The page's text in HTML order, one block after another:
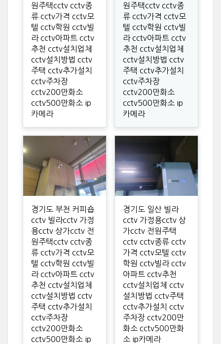
원주택cctv cctv종
류 cctv가격 cctv모
텔 cctv학원 cctv빌
라 cctv아파트 cctv
추천 cctv설치업체
cctv설치방법 cctv
주택 cctv추가설치
cctv주차장
cctv200만화소
cctv500만화소 ip
카메라
원주택cctv cctv종
류 cctv가격 cctv모
텔 cctv학원 cctv빌
라 cctv아파트 cctv
추천 cctv설치업체
cctv설치방법 cctv
주택 cctv추가설치
cctv주차장
cctv200만화소
cctv500만화소 ip
카메라
경기도 부천 커피숍
cctv 빌라cctv 가정
용cctv 상가cctv 전
원주택cctv cctv종
류 cctv가격 cctv모
텔 cctv학원 cctv빌
라 cctv아파트 cctv
추천 cctv설치업체
cctv설치방법 cctv
주택 cctv추가설치
cctv주차장
cctv200만화소
cctv500만화소 ip
경기도 일산 빌라
cctv 가정용cctv 상
가cctv 전원주택
cctv cctv종류 cctv
가격 cctv모텔 cctv
학원 cctv빌라 cctv
아파트 cctv추천
cctv설치업체 cctv
설치방법 cctv주택
cctv추가설치 cctv
주차장 cctv200만
화소 cctv500만화
소 ip카메라